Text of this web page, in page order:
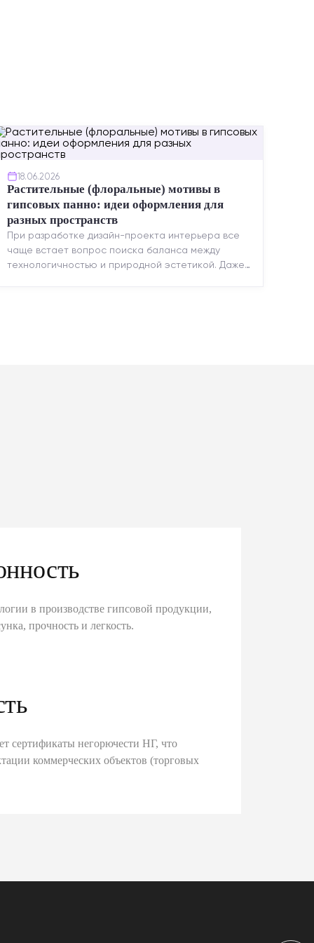
18.06.2026
Растительные (флоральные) мотивы в
гипсовых панно: идеи оформления для
разных пространств
При разработке дизайн-проекта интерьера все
чаще встает вопрос поиска баланса между
технологичностью и природной эстетикой. Даже
в производстве гипсовой продукции,
прочность и легкость.
сертификаты негорючести НГ, что
коммерческих объектов (торговых